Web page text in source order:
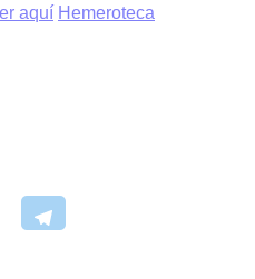
aquí Hemeroteca